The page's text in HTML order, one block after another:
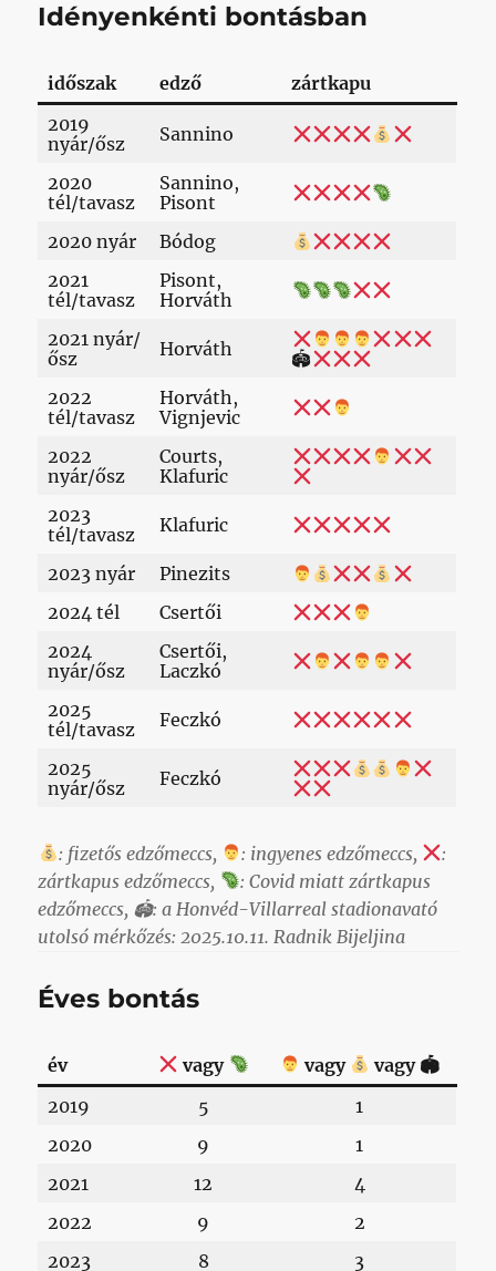
Idényenkénti bontásban
időszak edző
zártkapu
2019
nyár/ősz
Sannino
2020
tél/tavasz
Sannino,
Pisont
2020 nyár
Bódog
2021
tél/tavasz
Pisont,
Horváth
2021 nyár/
ősz
Horváth
🏟
2022
tél/tavasz
Horváth,
Vignjevic
2022
nyár/ősz
Courts,
Klafuric
2023
tél/tavasz
Klafuric
2023 nyár
Pinezits
2024 tél
Csertői
2024
nyár/ősz
Csertői,
Laczkó
2025
tél/tavasz
Feczkó
2025
nyár/ősz
Feczkó
: fizetős edzőmeccs, : ingyenes edzőmeccs,
:
zártkapus edzőmeccs,
: Covid miatt zártkapus
edzőmeccs, 🏟: a Honvéd-Villarreal stadionavató
utolsó mérkőzés: 2025.10.11. Radnik Bijeljina
Éves bontás
év vagy vagy
vagy 🏟
2019
5
1
2020
9
1
2021
12
4
2022
9
2
2023
8 3